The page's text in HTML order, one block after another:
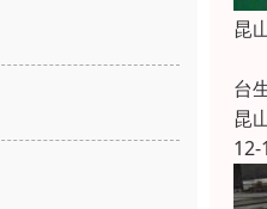
昆
台
昆
12-